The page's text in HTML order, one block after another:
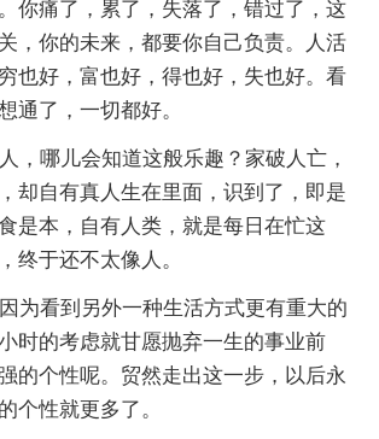
你痛了，累了，失落了，错过了，这
，你的未来，都要你自己负责。人活
也好，富也好，得也好，失也好。看
通了，一切都好。
哪儿会知道这般乐趣？家破人亡，
却自有真人生在里面，识到了，即是
是本，自有人类，就是每日在忙这
终于还不太像人。
看到另外一种生活方式更有重大的
时的考虑就甘愿抛弃一生的事业前
的个性呢。贸然走出这一步，以后永
个性就更多了。